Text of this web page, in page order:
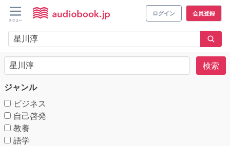
ログイン 会員登録
検索
ジャンル
ビジネス
自己啓発
教養
語学